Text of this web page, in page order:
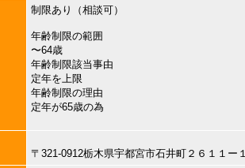
制限あり（相談可）
年齢制限の範囲
〜64歳
年齢制限該当事由
定年を上限
年齢制限の理由
定年が65歳の為
〒321-0912栃木県宇都宮市石井町２６１１ー１